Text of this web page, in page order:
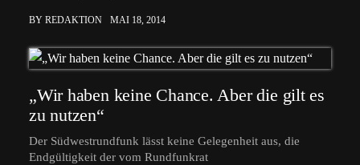
BY REDAKTION MAI 18, 2014
„Wir haben keine Chance. Aber die gilt es
zu nutzen“
Der Südwestrundfunk lässt keine Gelegenheit aus, die
Endgültigkeit der vom Rundfunkrat